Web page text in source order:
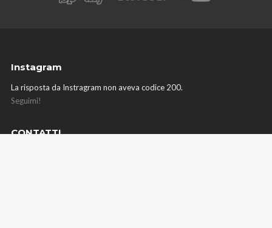
Instagram
La risposta da Instragram non aveva codice 200.
Seguimi!
CONTATTI